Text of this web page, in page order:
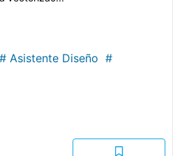
# Asistente Diseño #